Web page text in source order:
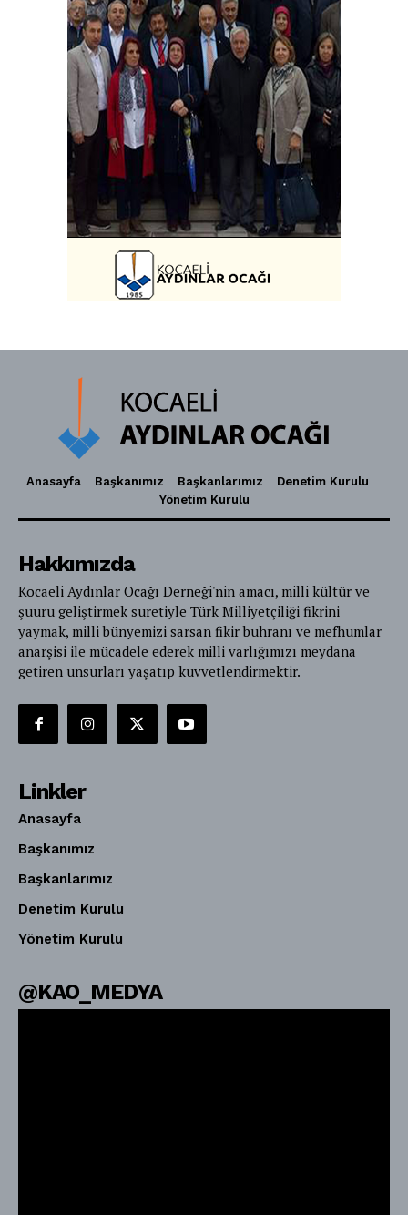
Anasayfa Başkanımız Başkanlarımız
Denetim Kurulu
Yönetim Kurulu
Hakkımızda
Kocaeli Aydınlar Ocağı Derneği'nin amacı, milli kültür ve
şuuru geliştirmek suretiyle Türk Milliyetçiliği fikrini
yaymak, milli bünyemizi sarsan fikir buhranı ve mefhumlar
anarşisi ile mücadele ederek milli varlığımızı meydana
getiren unsurları yaşatıp kuvvetlendirmektir.
Linkler
Anasayfa
Başkanımız
Başkanlarımız
Denetim Kurulu
Yönetim Kurulu
@KAO_MEDYA